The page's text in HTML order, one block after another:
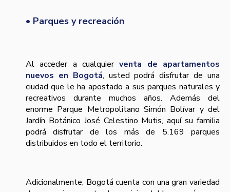
• Parques y recreación
Al acceder a cualquierventa de apartamentos
nuevos en Bogotá, usted podrá disfrutar de una
ciudad que le ha apostado a sus parques naturales y
recreativos durante muchos años. Además del
enorme Parque Metropolitano Simón Bolívar y del
Jardín Botánico José Celestino Mutis, aquí su familia
podrá disfrutar de los más de 5.169 parques
distribuidos en todo el territorio.
Adicionalmente, Bogotá cuenta con una gran variedad